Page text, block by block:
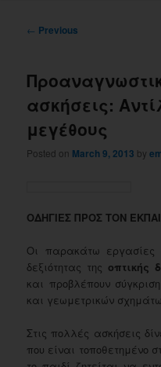
Post
← Previous
ασκήσεις:
μεγέθους
Posted on March 9, 2013 by
ΟΔΗΓΙΕΣ ΠΡΟΣ ΤΟΝ
Οι παρακάτω εργασίες
δεξιότητας της οπτικής
και προβλέπουν
και γεωμετρικών
Στις πολλές ασκήσεις
που είναι τοποθετημένο